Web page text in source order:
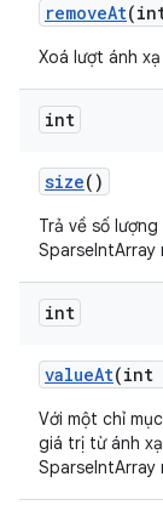
removeAt
Xoá lượt ánh
int
size()
Trả về số
SparseIntArray
int
valueAt(int
Với một chỉ
giá trị từ ánh
SparseIntArray